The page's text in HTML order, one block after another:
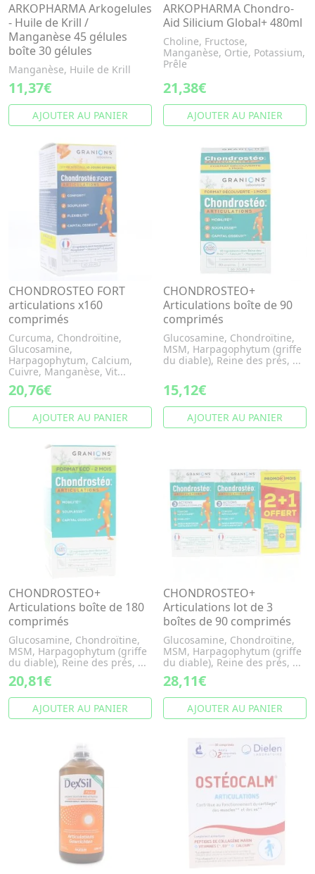
ARKOPHARMA Arkogelules
- Huile de Krill /
Manganèse 45 gélules
boîte 30 gélules
Manganèse, Huile de Krill
11,37€
AJOUTER AU PANIER
ARKOPHARMA Chondro-
Aid Silicium Global+ 480ml
Choline, Fructose,
Manganèse, Ortie, Potassium,
Prêle
21,38€
AJOUTER AU PANIER
CHONDROSTEO FORT
articulations x160
comprimés
Curcuma, Chondroïtine,
Glucosamine,
Harpagophytum, Calcium,
Cuivre, Manganèse, Vit...
20,76€
AJOUTER AU PANIER
CHONDROSTEO+
Articulations boîte de 90
comprimés
Glucosamine, Chondroïtine,
MSM, Harpagophytum (griffe
du diable), Reine des prés, ...
15,12€
AJOUTER AU PANIER
CHONDROSTEO+
Articulations boîte de 180
comprimés
Glucosamine, Chondroïtine,
MSM, Harpagophytum (griffe
du diable), Reine des prés, ...
20,81€
AJOUTER AU PANIER
CHONDROSTEO+
Articulations lot de 3
boîtes de 90 comprimés
Glucosamine, Chondroïtine,
MSM, Harpagophytum (griffe
du diable), Reine des prés, ...
28,11€
AJOUTER AU PANIER